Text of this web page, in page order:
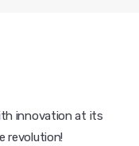
innovation at its
revolution!